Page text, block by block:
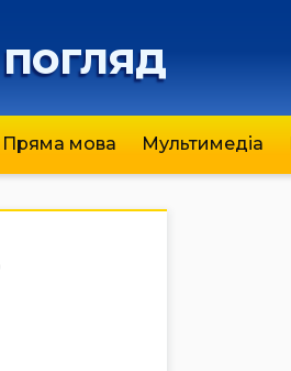
Пряма мова Мультимедіа